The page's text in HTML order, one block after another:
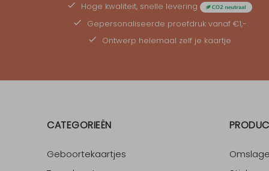
Hoge kwaliteit, snelle levering
Gepersonaliseerde proefdrukvanaf €1,-
Ontwerp helemaal zelf je kaartje
CATEGORIEËN
Geboortekaartjes